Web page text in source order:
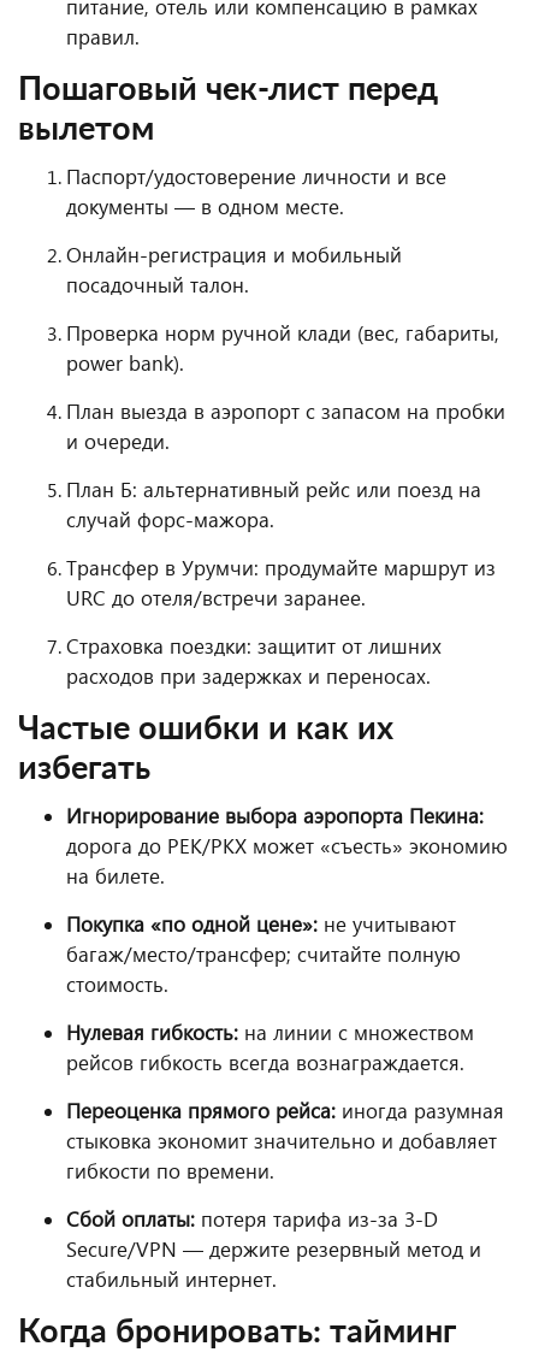
питание, отель или компенсацию в рамках
правил.
Пошаговый чек-лист перед
вылетом
Паспорт/удостоверение личности и все
документы — в одном месте.
Онлайн-регистрация и мобильный
посадочный талон.
Проверка норм ручной клади (вес, габариты,
power bank).
План выезда в аэропорт с запасом на пробки
и очереди.
План Б: альтернативный рейс или поезд на
случай форс-мажора.
Трансфер в Урумчи: продумайте маршрут из
URC до отеля/встречи заранее.
Страховка поездки: защитит от лишних
расходов при задержках и переносах.
Частые ошибки и как их
избегать
Игнорирование выбора аэропорта Пекина:
дорога до PEK/PKX может «съесть» экономию
на билете.
Покупка «по одной цене»: не учитывают
багаж/место/трансфер; считайте полную
стоимость.
Нулевая гибкость: на линии с множеством
рейсов гибкость всегда вознаграждается.
Переоценка прямого рейса: иногда разумная
стыковка экономит значительно и добавляет
гибкости по времени.
Сбой оплаты: потеря тарифа из-за 3-D
Secure/VPN — держите резервный метод и
стабильный интернет.
Когда бронировать: тайминг